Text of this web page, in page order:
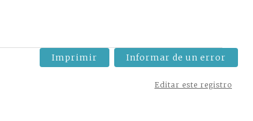
Imprimir Informar de un error
Editar este registro